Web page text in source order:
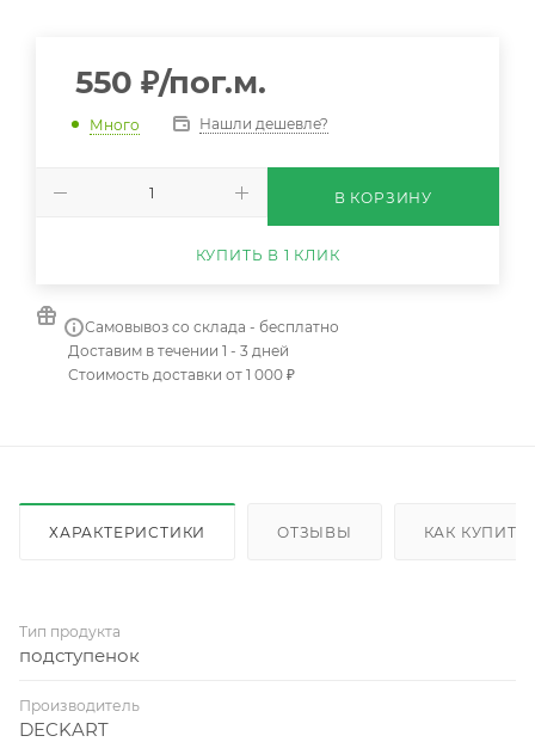
550 ₽/пог.м.
Много Нашли дешевле?
В КОРЗИНУ
КУПИТЬ В 1 КЛИК
Самовывоз со склада - бесплатно
Доставим в течении 1 - 3 дней
Стоимость доставки от 1 000 ₽
ХАРАКТЕРИСТИКИ ОТЗЫВЫ КАК КУПИТЬ
Тип продукта
подступенок
Производитель
DECKART